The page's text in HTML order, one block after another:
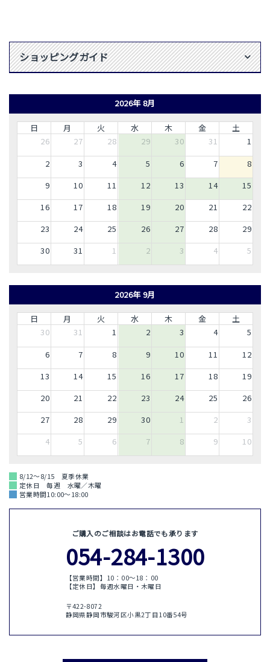
ショッピングガイド
2026年 8月
日 月 火 水 木 金
土
26
27 28 29 30 31
1
2
3 4 5 6 7
8
9
10 11 12 13 14
15
16
17 18 19 20 21
22
23
24 25 26 27 28
29
30
31 1 2 3 4 5
2026年 9月
日 月 火 水 木 金
土
30
31 1 2 3 4
5
6
7 8 9 10 11
12
13
14 15 16 17 18
19
20
21 22 23 24 25
26
27
28 29 30 1 2
3
4
5 6 7 8 9 10
8/12～8/15 夏季休業
定休日 毎週 水曜／木曜
営業時間10:00～18:00
ご購入のご相談はお電話でも承ります
054-284-1300
【営業時間】10：00〜18：00
【定休日】毎週水曜日・木曜日
〒422-8072
静岡県静岡市駿河区小黒2丁目10番54号